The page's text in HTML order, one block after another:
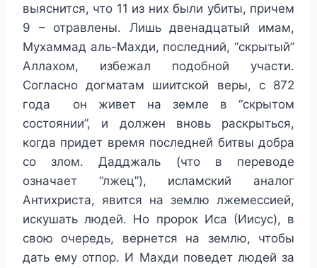
выяснится, что 11 из них были убиты, причем
9 – отравлены. Лишь двенадцатый имам,
Мухаммад аль-Махди, последний, “скрытый”
Аллахом, избежал подобной участи.
Согласно догматам шиитской веры, с 872
года он живет на земле в “скрытом
состоянии”, и должен вновь раскрыться,
когда придет время последней битвы добра
со злом. Дадджаль (что в переводе
означает “лжец”), исламский аналог
Антихриста, явится на землю лжемессией,
искушать людей. Но пророк Иса (Иисус), в
свою очередь, вернется на землю, чтобы
дать ему отпор. И Махди поведет людей за